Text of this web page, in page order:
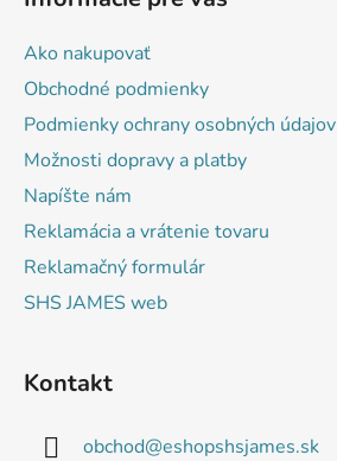
Ako nakupovať
Obchodné podmienky
Podmienky ochrany osobných údajov
Možnosti dopravy a platby
Napíšte nám
Reklamácia a vrátenie tovaru
Reklamačný formulár
SHS JAMES web
Kontakt
obchod@eshopshsjames.sk